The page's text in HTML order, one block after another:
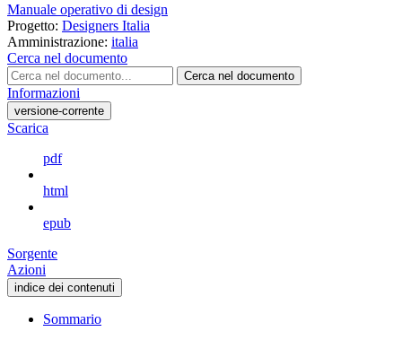
Manuale operativo di design
Progetto: Designers Italia
Amministrazione: italia
Cerca nel documento
Cerca nel documento
Informazioni
versione-corrente
Scarica
pdf
html
epub
Sorgente
Azioni
indice dei contenuti
Sommario